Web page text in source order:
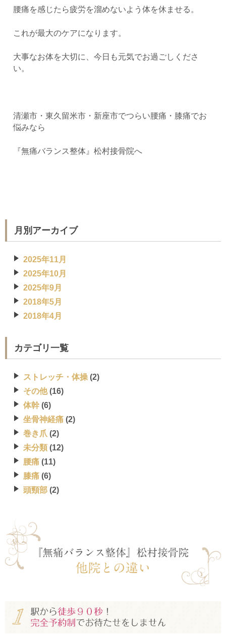
腰痛を感じたら疲労を溜めないよう体を休ませる。
これが最大のケアになります。
大事なお体を大切に、今日も元気でお過ごしくださ
い。
清瀬市・東久留米市・新座市でつらい腰痛・膝痛でお
悩みなら
『無痛バランス整体』松村接骨院へ
月別アーカイブ
2025年11月
2025年10月
2025年9月
2018年5月
2018年4月
カテゴリ一覧
ストレッチ・体操 (2)
その他(16)
体幹 (6)
坐骨神経痛 (2)
巻き爪 (2)
未分類 (12)
腰痛 (11)
膝痛 (6)
頭頸部 (2)